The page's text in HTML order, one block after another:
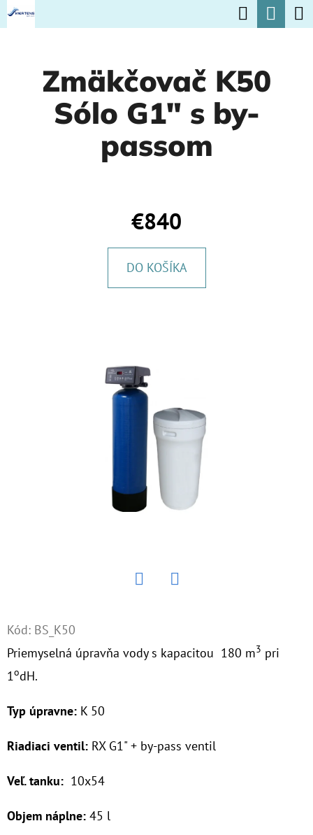
Prejsť
Hľadať
Zmäkčovač K50
Sólo G1" s by-
passom
€840
DO KOŠÍKA
Kód: BS_K50
Priemyselná úpravňa vody s kapacitou 180 m3 pri
1odH.
Typ úpravne: K 50
Riadiaci ventil: RX G1" + by-pass ventil
Veľ. tanku: 10x54
Objem náplne: 45 l
K
O
HĽADAŤ
O
D
O
Ú
A
E